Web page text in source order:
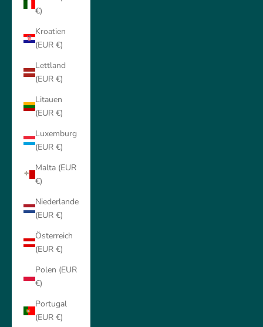
€)
Kroatien
(EUR €)
Lettland
(EUR €)
Litauen
(EUR €)
Luxemburg
(EUR €)
Malta (EUR
€)
Niederlande
(EUR €)
Österreich
(EUR €)
Polen (EUR
€)
Portugal
(EUR €)